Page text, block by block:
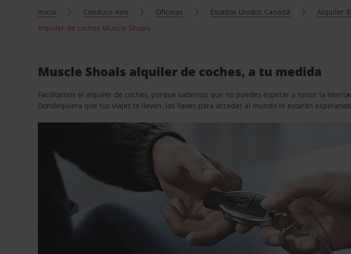
Inicio Conduce Avis Oficinas Estados Unidos Canadá Alquiler
Alquiler de coches Muscle Shoals
Muscle Shoals alquiler de coches, a tu medida
Facilitamos el alquiler de coches, porque sabemos que no puedes esperar a sentir la
Dondequiera que tus viajes te lleven, las llaves para acceder al mundo te estarán